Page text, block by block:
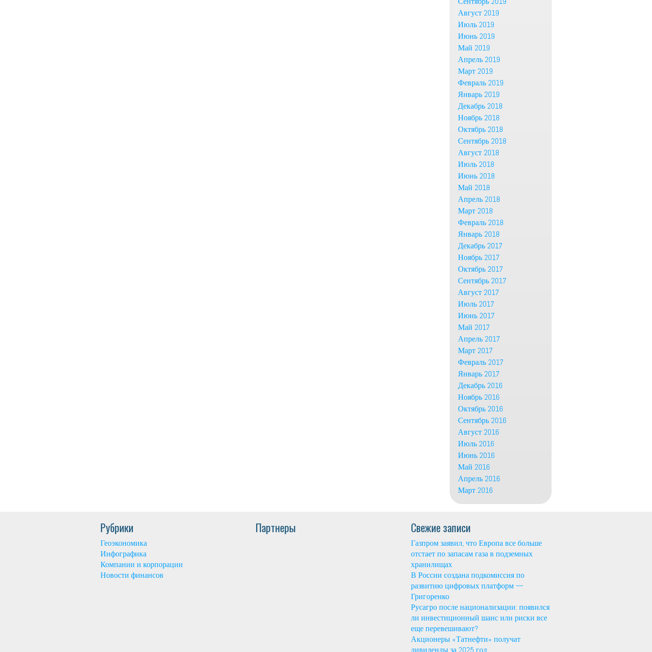
Август 2019
Июль 2019
Июнь 2019
Май 2019
Апрель 2019
Март 2019
Февраль 2019
Январь 2019
Декабрь 2018
Ноябрь 2018
Октябрь 2018
Сентябрь 2018
Август 2018
Июль 2018
Июнь 2018
Май 2018
Апрель 2018
Март 2018
Февраль 2018
Январь 2018
Декабрь 2017
Ноябрь 2017
Октябрь 2017
Сентябрь 2017
Август 2017
Июль 2017
Июнь 2017
Май 2017
Апрель 2017
Март 2017
Февраль 2017
Январь 2017
Декабрь 2016
Ноябрь 2016
Октябрь 2016
Сентябрь 2016
Август 2016
Июль 2016
Июнь 2016
Май 2016
Апрель 2016
Март 2016
Рубрики
Геоэкономика
Инфографика
Компании и корпорации
Новости финансов
Партнеры Свежие записи
Газпром заявил, что Европа все больше
отстает по запасам газа в подземных
хранилищах
В России создана подкомиссия по
развитию цифровых платформ —
Григоренко
Русагро после национализации: появился
ли инвестиционный шанс или риски все
еще перевешивают?
Акционеры «Татнефти» получат
дивиденды за 2025 год